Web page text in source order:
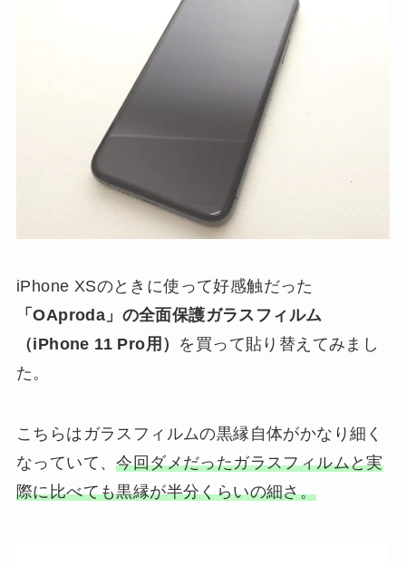
iPhone XSのときに使って好感触だった
「OAproda」の全面保護ガラスフィルム
（iPhone 11 Pro用） を買って貼り替えてみまし
た。
こちらはガラスフィルムの黒縁自体がかなり細く
なっていて、今回ダメだったガラスフィルムと実
際に比べても黒縁が半分くらいの細さ。